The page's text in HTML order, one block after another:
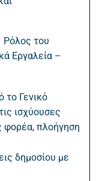
Ρόλος του
Εργαλεία –
το Γενικό
ισχύουσες
φορέα, πλοήγηση
δημοσίου με